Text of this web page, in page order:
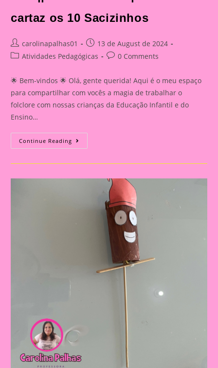
cartaz os 10 Sacizinhos
Post
author:
carolinapalhas01
Post
published:
13 de August de 2024
PostAtividades Pedagógicas
Post0 Comments
🌟 Bem-vindos 🌟 Olá, gente querida! Aqui é o meu espaço
para compartilhar com vocês a magia de trabalhar o
folclore com nossas crianças da Educação Infantil e do
Ensino…
Continue Reading Atividade
Sobre
Folclore
Folclore|
Sacizinhos